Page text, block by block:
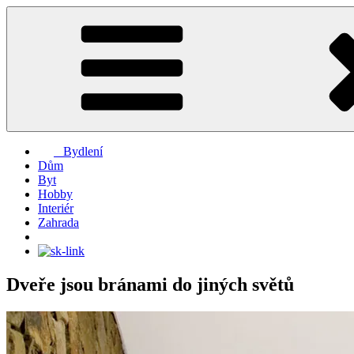
Přejít
Bydlení
Dům
Byt
Hobby
Interiér
Zahrada
Dveře jsou bránami do jiných světů